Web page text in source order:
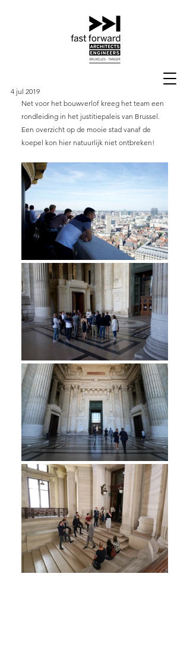
4 jul 2019
Net voor het bouwverlof kreeg het team een
rondleiding in het justitiepaleis van Brussel.
Een overzicht op de mooie stad vanaf de
koepel kon hier natuurlijk niet ontbreken!